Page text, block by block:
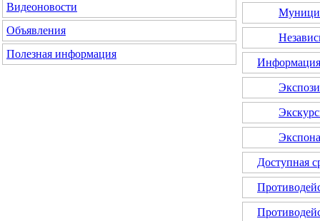
Видеоновости
Объявления
Полезная информация
Информация
Доступная